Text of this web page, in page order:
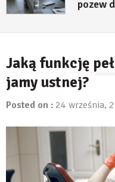
Jaką funkcję
jamy ustnej?
Posted on : 24 września,